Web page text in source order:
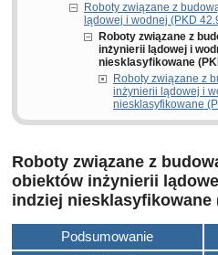
Roboty związane z
lądowej i wodnej (PKD
Roboty związane z
inżynierii lądowej i
niesklasyfikowane
Roboty związane z
inżynierii lądowej i
niesklasyfikowane
Roboty związane z
obiektów inżynierii
indziej niesklasyfikowane
Podsumowanie